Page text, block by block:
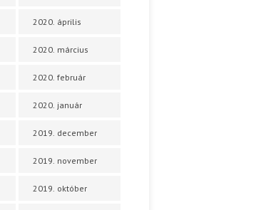
2020. április
2020. március
2020. február
2020. január
2019. december
2019. november
2019. október